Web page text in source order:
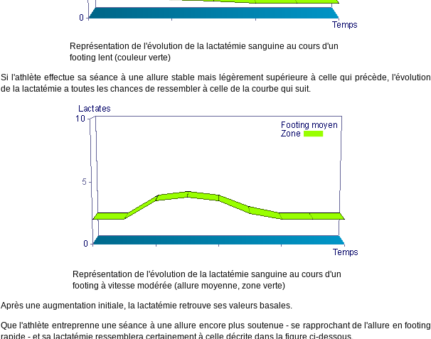
Représentation de l'évolution de la lactatémie sanguine au cours d'un
footing lent (couleur verte)
Si l'athlète effectue sa séance à une allure stable mais légèrement supérieure à celle qui précède, l'évolution
de la lactatémie a toutes les chances de ressembler à celle de la courbe qui suit.
Représentation de l'évolution de la lactatémie sanguine au cours d'un
footing à vitesse modérée (allure moyenne, zone verte)
Après une augmentation initiale, la lactatémie retrouve ses valeurs basales.
Que l'athlète entreprenne une séance à une allure encore plus soutenue - se rapprochant de l'allure en footing
rapide - et sa lactatémie ressemblera certainement à celle décrite dans la figure ci-dessous.